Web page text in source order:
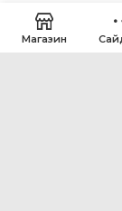
Магазин